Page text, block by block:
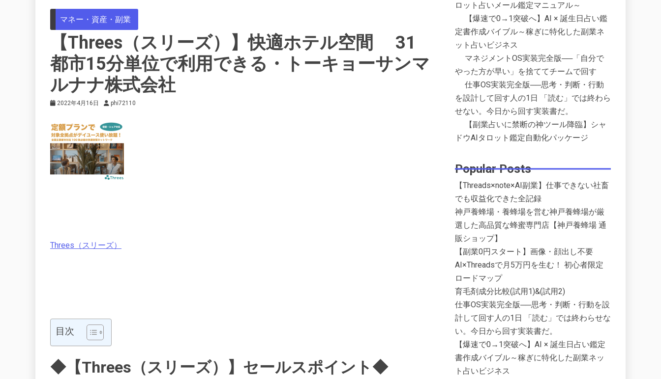
マネー・資産・副業
【Threes（スリーズ）】快適ホテル空間 31
都市15分単位で利用できる・トーキョーサンマ
ルナナ株式会社
2022年4月16日 phi72110
Threes（スリーズ）
目次
◆【Threes（スリーズ）】セールスポイント◆
ロット占いメール鑑定マニュアル～
【爆速で0→1突破へ】AI × 誕生日占い鑑
定書作成バイブル～稼ぎに特化した副業ネ
ット占いビジネス
マネジメントOS実装完全版──「自分で
やった方が早い」を捨ててチームで回す
仕事OS実装完全版──思考・判断・行動
を設計して回す人の1日 「読む」では終わら
せない。今日から回す実装書だ。
【副業占いに禁断の神ツール降臨】シャ
ドウAIタロット鑑定自動化パッケージ
Popular Posts
【Threads×note×AI副業】仕事できない社畜
でも収益化できた全記録
神戸養蜂場・養蜂場を営む神戸養蜂場が厳
選した高品質な蜂蜜専門店【神戸養蜂場 通
販ショップ】
【副業0円スタート】画像・顔出し不要
AI×Threadsで月5万円を生む！ 初心者限定
ロードマップ
育毛剤成分比較(試用1)&(試用2)
仕事OS実装完全版──思考・判断・行動を設
計して回す人の1日 「読む」では終わらせな
い。今日から回す実装書だ。
【爆速で0→1突破へ】AI × 誕生日占い鑑定
書作成バイブル～稼ぎに特化した副業ネッ
ト占いビジネス